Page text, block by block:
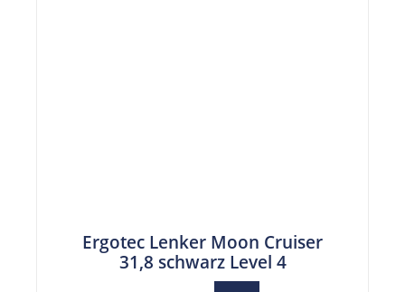
Ergotec Lenker Moon Cruiser
31,8 schwarz Level 4